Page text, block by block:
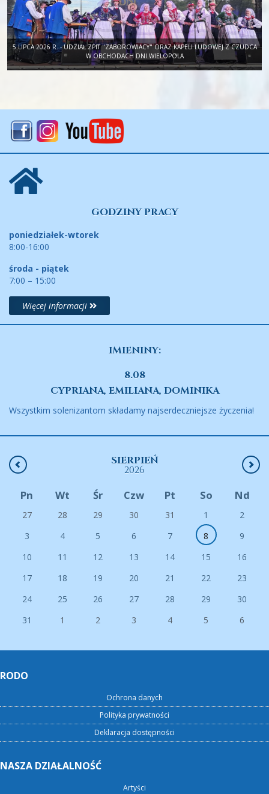
GODZINY PRACY
poniedziałek-wtorek
8:00-16:00
środa - piątek
7:00 – 15:00
Więcej informacji
IMIENINY:
8.08
CYPRIANA, EMILIANA, DOMINIKA
Wszystkim solenizantom składamy najserdeczniejsze życzenia!
SIERPIEŃ
2026
Pn Wt Śr Czw Pt So Nd
27 28 29 30 31 1
2
3
4 5 6 7 8
9
10
11 12 13 14 15
16
17
18 19 20 21 22
23
24
25 26 27 28 29
30
31
1 2 3 4 5 6
5 LIPCA 2026 R. - UDZIAŁ ZPIT "ZABOROWIACY" ORAZ KAPELI LUDOWEJ Z CZUDCA
W OBCHODACH DNI WIELOPOLA
RODO
Ochrona danych
Polityka prywatności
Deklaracja dostępności
NASZA DZIAŁALNOŚĆ
Artyści